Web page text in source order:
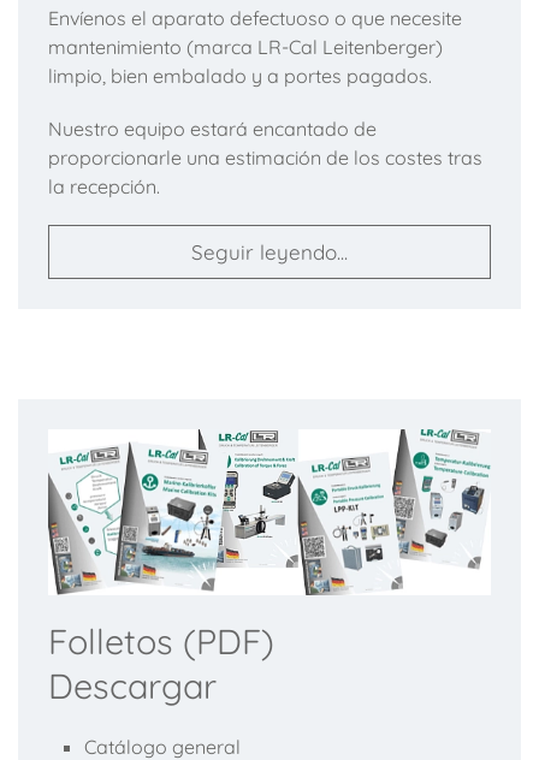
Envíenos el aparato defectuoso o que necesite
mantenimiento (marca LR-Cal Leitenberger)
limpio, bien embalado y a portes pagados.
Nuestro equipo estará encantado de
proporcionarle una estimación de los costes tras
la recepción.
Seguir leyendo...
Folletos (PDF)
Descargar
Catálogo general